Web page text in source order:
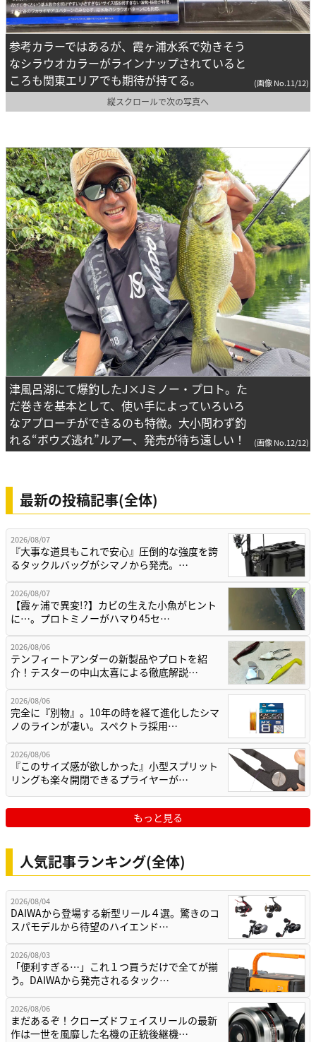
参考カラーではあるが、霞ヶ浦水系で効きそう
なシラウオカラーがラインナップされていると
ころも関東エリアでも期待が持てる。
(画像 No.11/12)
縦スクロールで次の写真へ
津風呂湖にて爆釣したJ×Jミノー・プロト。た
だ巻きを基本として、使い手によっていろいろ
なアプローチができるのも特徴。大小問わず釣
れる“ボウズ逃れ”ルアー、発売が待ち遠しい！
(画像 No.12/12)
最新の投稿記事(全体)
2026/08/07
『大事な道具もこれで安心』圧倒的な強度を誇
るタックルバッグがシマノから発売。…
2026/08/07
【霞ヶ浦で異変!?】カビの生えた小魚がヒント
に…。プロトミノーがハマり45セ…
2026/08/06
テンフィートアンダーの新製品やプロトを紹
介！テスターの中山太喜による徹底解説…
2026/08/06
完全に『別物』。10年の時を経て進化したシマ
ノのラインが凄い。スペクトラ採用…
2026/08/06
『このサイズ感が欲しかった』小型スプリット
リングも楽々開閉できるプライヤーが…
もっと見る
人気記事ランキング(全体)
2026/08/04
DAIWAから登場する新型リール４選。驚きのコ
スパモデルから待望のハイエンド…
2026/08/03
「便利すぎる…」これ１つ買うだけで全てが揃
う。DAIWAから発売されるタック…
2026/08/06
まだあるぞ！クローズドフェイスリールの最新
作は一世を風靡した名機の正統後継機…